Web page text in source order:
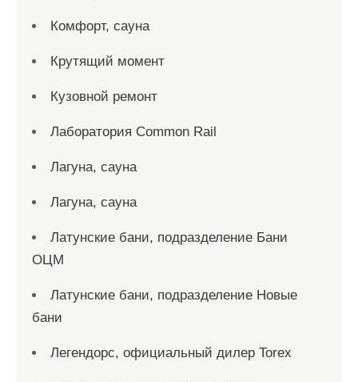
Комфорт, сауна
Крутящий момент
Кузовной ремонт
Лаборатория Common Rail
Лагуна, сауна
Лагуна, сауна
Латунские бани, подразделение Бани
ОЦМ
Латунские бани, подразделение Новые
бани
Легендорс, официальный дилер Torex